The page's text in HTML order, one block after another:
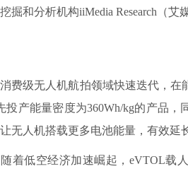
掘和分析机构iiMedia Research（艾
级无人机航拍领域快速迭代，在
投产能量密度为360Wh/kg的产品
无人机搭载更多电池能量，有效延
低空经济加速崛起，eVTOL载人